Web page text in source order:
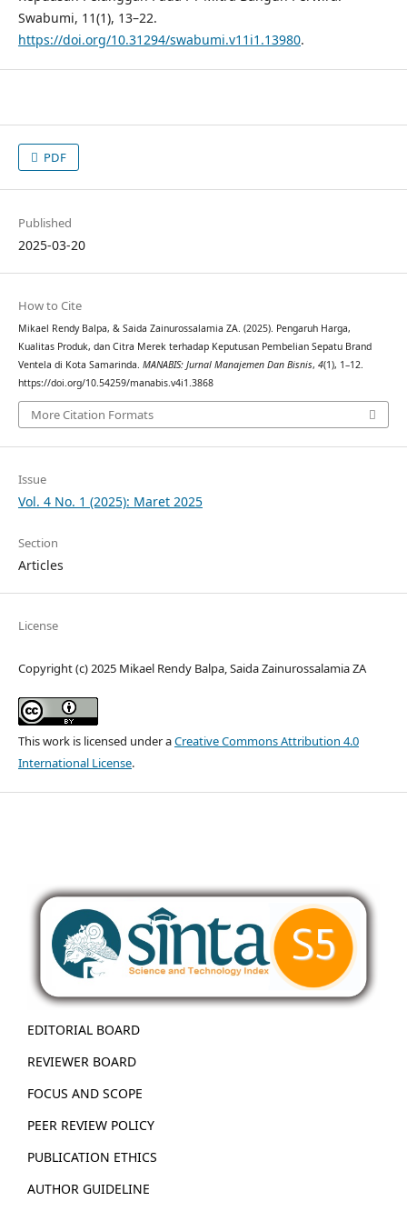
Swabumi, 11(1), 13–22.
https://doi.org/10.31294/swabumi.v11i1.13980.
PDF
Published
2025-03-20
How to Cite
Mikael Rendy Balpa, & Saida Zainurossalamia ZA. (2025). Pengaruh Harga,
Kualitas Produk, dan Citra Merek terhadap Keputusan Pembelian Sepatu Brand
Ventela di Kota Samarinda. MANABIS: Jurnal Manajemen Dan Bisnis, 4(1), 1–12.
https://doi.org/10.54259/manabis.v4i1.3868
More Citation Formats
Issue
Vol. 4 No. 1 (2025): Maret 2025
Section
Articles
License
Copyright (c) 2025 Mikael Rendy Balpa, Saida Zainurossalamia ZA
This work is licensed under aCreative Commons Attribution 4.0
International License.
EDITORIAL BOARD
REVIEWER BOARD
FOCUS AND SCOPE
PEER REVIEW POLICY
PUBLICATION ETHICS
AUTHOR GUIDELINE